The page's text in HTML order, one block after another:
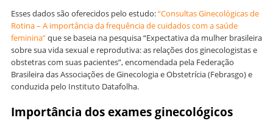
Esses dados são oferecidos pelo estudo:“Consultas Ginecológicas de
Rotina – A importância da frequência de cuidados com a saúde
feminina”que se baseia na pesquisa “Expectativa da mulher brasileira
sobre sua vida sexual e reprodutiva: as relações dos ginecologistas e
obstetras com suas pacientes”, encomendada pela Federação
Brasileira das Associações de Ginecologia e Obstetrícia (Febrasgo) e
conduzida pelo Instituto Datafolha.
Importância dos exames ginecológicos